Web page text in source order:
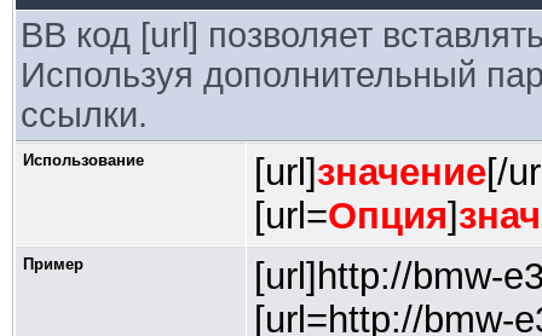
BB код [url] позволяет
Используя дополнительный
ссылки.
Использование [url]значение[/
[url=Опция]
Пример
[url]http://bmw-
[url=http://bmw-